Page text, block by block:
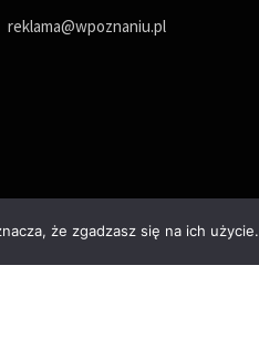
reklama@wpoznaniu.pl
że zgadzasz się na ich użycie.